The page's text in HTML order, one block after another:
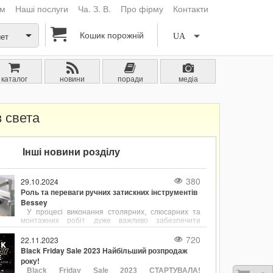
Наші послуги Ча. З. В. Про фірму Контакти
UA
Кошик порожній
каталог новини поради
медіа
Інші новини розділу
29.10.2024 380
Роль та переваги ручних затискних інструментів
Bessey
У процесі виконання столярних, слюсарних та
монтажних робіт дуже важливо забезпечити
надійне та точне фіксування деталей. Ручні
затискні інструменти, такі як струбцини є
незамінними помічниками для утримання
заготовок у потрібному положенні. Одним із лідерів
у виробництві струбцин є компанія Bessey, відома
22.11.2023 720
Black Friday Sale 2023 Найбільший розпродаж
року!
Black Friday Sale 2023 СТАРТУВАЛА!